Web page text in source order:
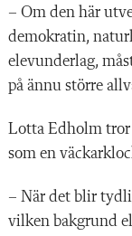
– Om den här
demokratin,
elevunderlag,
på ännu större
Lotta Edholm tror
som en
– När det blir
vilken bakgrund